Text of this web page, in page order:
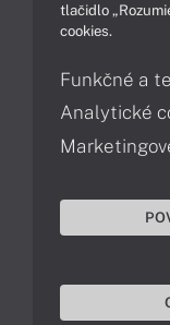
Podpora a
043
tlačidlo
cookies.
Funkčné a
Analytické